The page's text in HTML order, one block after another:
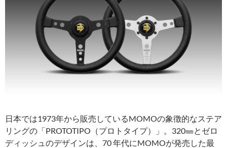
日本では1973年から販売しているMOMOの象徴的なステア
リングの「PROTOTIPO（プロトタイプ）」。320㎜とゼロ
ディッシュのデザインは、70 年代にMOMOが発売した最